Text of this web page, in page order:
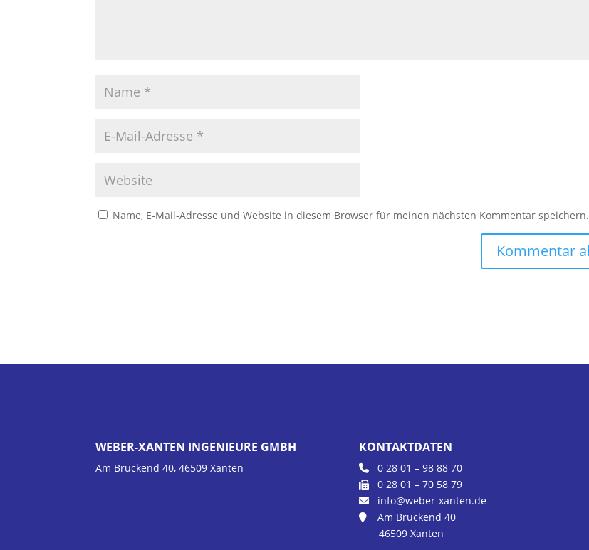
Name, E-Mail-Adresse und Website in diesem Browser für meinen nächsten Kommentar speichern.
WEBER-XANTEN INGENIEURE GMBH
Am Bruckend 40, 46509 Xanten
KONTAKTDATEN
0 28 01 – 98 88 70
0 28 01 – 70 58 79
info@weber-xanten.de
Am Bruckend 40
46509 Xanten